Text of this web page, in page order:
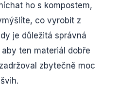
ho s kompostem,
co vyrobit z
je důležitá správná
ten materiál dobře
zbytečně moc